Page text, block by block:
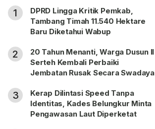
1
DPRD Lingga Kritik Pemkab,
Tambang Timah 11.540 Hektare
Baru Diketahui Wabup
2
20 Tahun Menanti, Warga Dusun II
Serteh Kembali Perbaiki
Jembatan Rusak Secara Swadaya
3
Kerap Dilintasi Speed Tanpa
Identitas, Kades Belungkur Minta
Pengawasan Laut Diperketat